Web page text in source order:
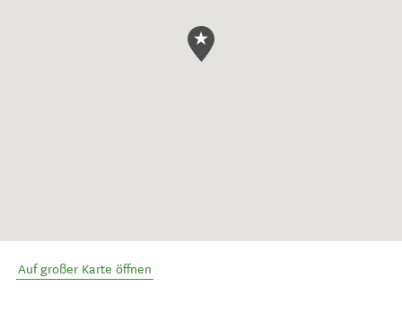
Auf großer Karte öffnen